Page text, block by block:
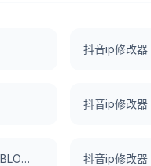
抖音ip修改器
抖音ip修改器
抖音ip修改器 试了一下UNBLOCKCN，真好用。